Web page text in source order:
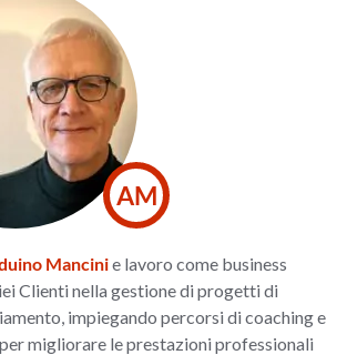
AM
Mancinie lavoro come business
Clienti nella gestione di progetti di
impiegando percorsi di coaching e
migliorare le prestazioni professionali